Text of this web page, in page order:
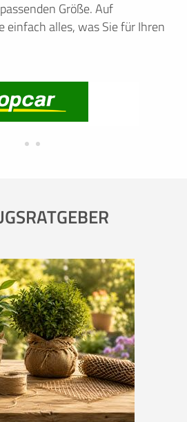
Größe. Auf
einfach alles, was Sie für Ihren